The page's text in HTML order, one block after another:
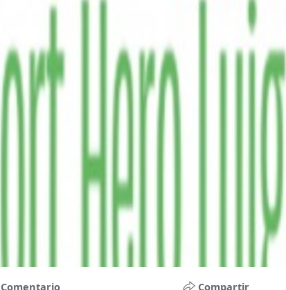
Comentario Compartir